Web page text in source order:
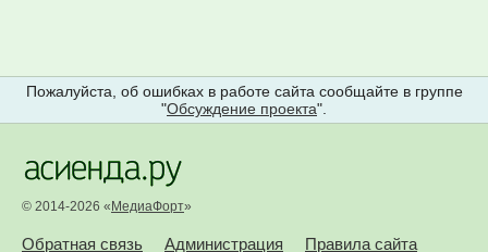
Пожалуйста, об ошибках в работе сайта сообщайте в группе
"Обсуждение проекта".
© 2014-2026 «МедиаФорт»
Обратная связь Администрация
Правила сайта